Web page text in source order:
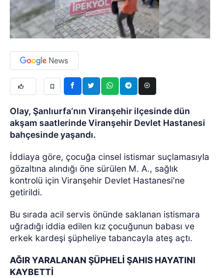
Olay, Şanlıurfa’nın Viranşehir ilçesinde dün
akşam saatlerinde Viranşehir Devlet Hastanesi
bahçesinde yaşandı.
İddiaya göre, çocuğa cinsel istismar suçlamasıyla
gözaltına alındığı öne sürülen M. A., sağlık
kontrolü için Viranşehir Devlet Hastanesi'ne
getirildi.
Bu sırada acil servis önünde saklanan istismara
uğradığı iddia edilen kız çocuğunun babası ve
erkek kardeşi şüpheliye tabancayla ateş açtı.
AĞIR YARALANAN ŞÜPHELİ ŞAHIS HAYATINI
KAYBETTİ